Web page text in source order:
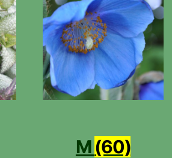
M(60)